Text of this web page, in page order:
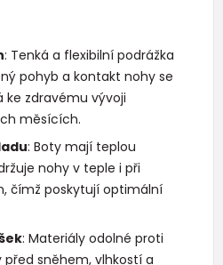
: Tenká a flexibilní podrážka
pohyb a kontakt nohy se
ke zdravému vývoji
měsících.
: Boty mají teplou
nohy v teple i při
čímž poskytují optimální
: Materiály odolné proti
sněhem, vlhkostí a